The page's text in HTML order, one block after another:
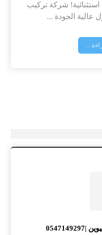
استثنائية! شركة تركيب
عالية الجودة ...
...